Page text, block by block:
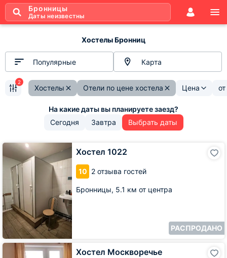
Бронницы
Даты неизвестны
Хостелы Бронниц
Популярные Карта
Хостелы Отели по цене хостела Цена от
2
Сегодня Завтра Выбрать даты
Хостел 1022
10 2 отзыва гостей
Бронницы, 5.1 км от центра
РАСПРОДАНО
Хостел
1022
Хостел Москворечье
Хостел
Москворечье